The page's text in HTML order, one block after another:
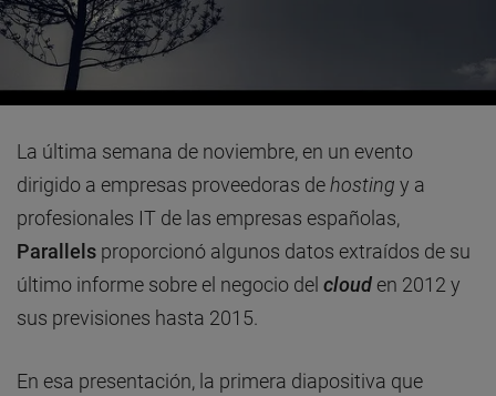
La última semana de noviembre, en un evento
dirigido a empresas proveedoras dehosting y a
profesionales IT de las empresas españolas,
Parallels proporcionó algunos datos extraídos de su
último informe sobre el negocio del cloud en 2012 y
sus previsiones hasta 2015.
En esa presentación, la primera diapositiva que